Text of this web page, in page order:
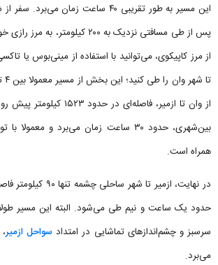
این مسیر به طور تقریبی ۴۰ ساعت زمان
پس از طی مسافتی نزدیک به ۲۰۰
از وان تا ازمیر، فاصله‌ای در
بین‌شهری، حدود ۳۰ ساعت زمان می‌برد و
همراه است.
در نهایت، ازمیر تا شهر
حدود یک ساعت و نیم طی می‌شود. البته این مسیر
سرسبز و چشم‌اندازهای تماشایی در امتداد سواحل ازمیر
می‌برد.